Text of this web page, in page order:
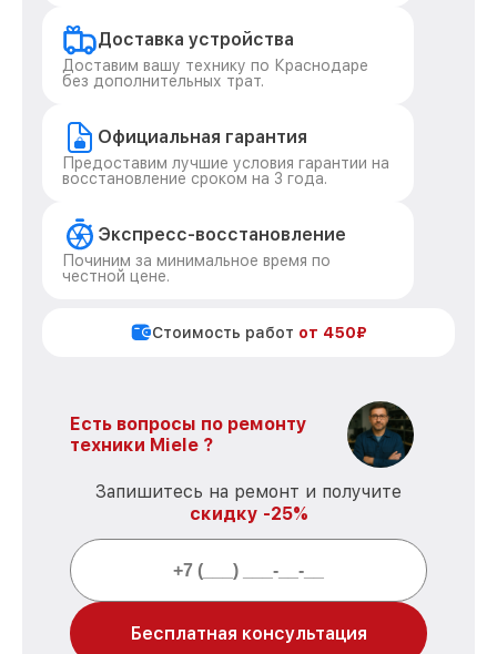
Доставка устройства
Доставим вашу технику по Краснодаре
без дополнительных трат.
Официальная гарантия
Предоставим лучшие условия гарантии на
восстановление сроком на 3 года.
Экспресс-восстановление
Починим за минимальное время по
честной цене.
Стоимость работ от 450₽
Есть вопросы по ремонту
техники Miele ?
Запишитесь на ремонт и получите
скидку -25%
Бесплатная консультация